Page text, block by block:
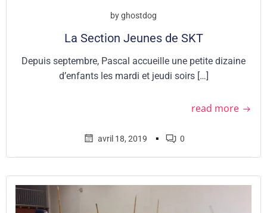
byghostdog
La Section Jeunes de SKT
Depuis septembre, Pascal accueille une petite dizaine
d’enfants les mardi et jeudi soirs […]
read more
avril 18, 2019 ▪ 0